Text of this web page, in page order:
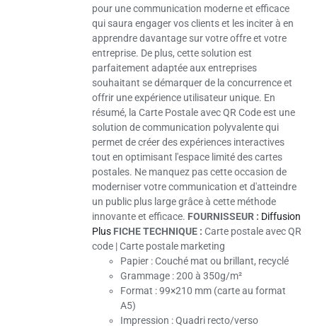
pour une communication moderne et efficace
qui saura engager vos clients et les inciter à en
apprendre davantage sur votre offre et votre
entreprise. De plus, cette solution est
parfaitement adaptée aux entreprises
souhaitant se démarquer de la concurrence et
offrir une expérience utilisateur unique. En
résumé, la Carte Postale avec QR Code est une
solution de communication polyvalente qui
permet de créer des expériences interactives
tout en optimisant l'espace limité des cartes
postales. Ne manquez pas cette occasion de
moderniser votre communication et d'atteindre
un public plus large grâce à cette méthode
innovante et efficace. FOURNISSEUR : Diffusion
Plus FICHE TECHNIQUE : Carte postale avec QR
code | Carte postale marketing
Papier :Couché mat ou brillant, recyclé
Grammage :200 à 350g/m²
Format : 99×210 mm (carte au format
A5)
Impression :Quadri recto/verso